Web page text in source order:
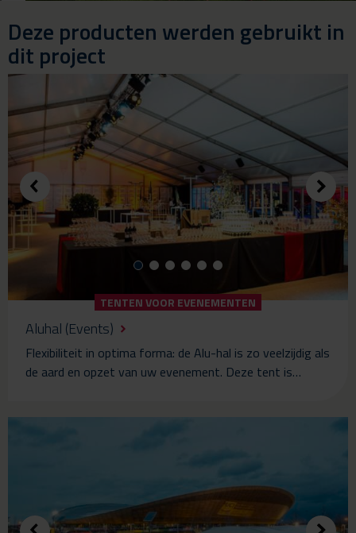
Deze producten werden gebruikt in
dit project
TENTEN VOOR EVENEMENTEN
Aluhal (Events)
Flexibiliteit in optima forma: de Alu-hal is zo veelzijdig als
de aard en opzet van uw evenement. Deze tent is…